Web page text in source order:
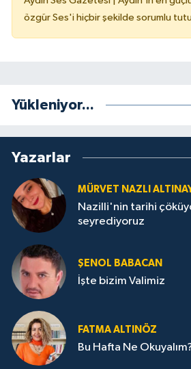
özgür Ses'i hiçbir şekilde sorumlu
Yükleniyor...
Yazarlar
MÜRVET NAZLI
Nazilli'nin tarihi
seyrediyoruz
ŞENOL BABACAN
İşte bizim Valimiz
FATMA ALTINÖZ
Bu Hafta Ne